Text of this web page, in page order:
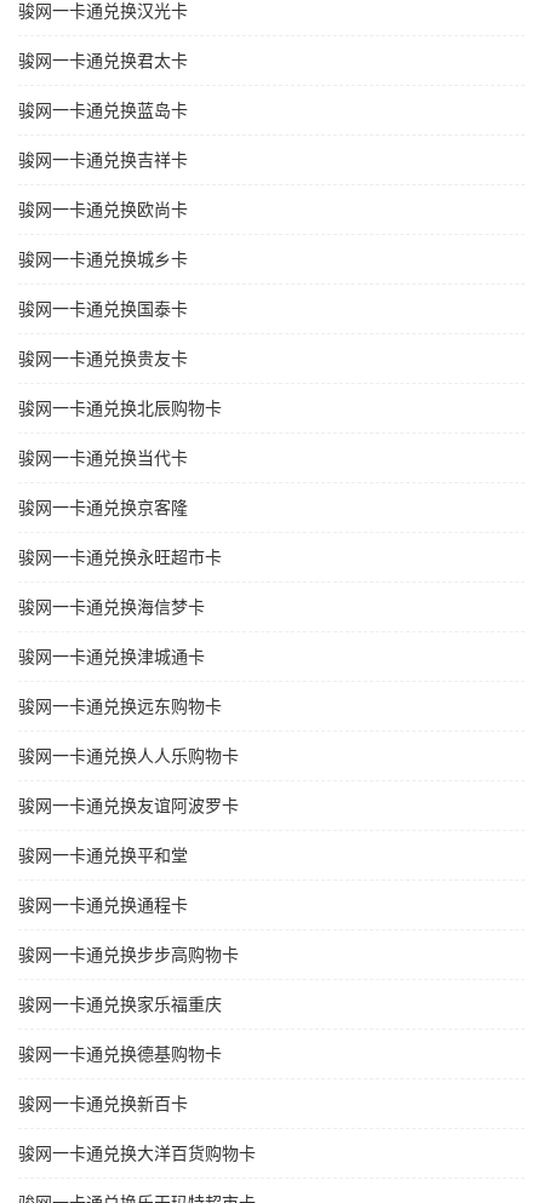
骏网一卡通兑换汉光卡
骏网一卡通兑换君太卡
骏网一卡通兑换蓝岛卡
骏网一卡通兑换吉祥卡
骏网一卡通兑换欧尚卡
骏网一卡通兑换城乡卡
骏网一卡通兑换国泰卡
骏网一卡通兑换贵友卡
骏网一卡通兑换北辰购物卡
骏网一卡通兑换当代卡
骏网一卡通兑换京客隆
骏网一卡通兑换永旺超市卡
骏网一卡通兑换海信梦卡
骏网一卡通兑换津城通卡
骏网一卡通兑换远东购物卡
骏网一卡通兑换人人乐购物卡
骏网一卡通兑换友谊阿波罗卡
骏网一卡通兑换平和堂
骏网一卡通兑换通程卡
骏网一卡通兑换步步高购物卡
骏网一卡通兑换家乐福重庆
骏网一卡通兑换德基购物卡
骏网一卡通兑换新百卡
骏网一卡通兑换大洋百货购物卡